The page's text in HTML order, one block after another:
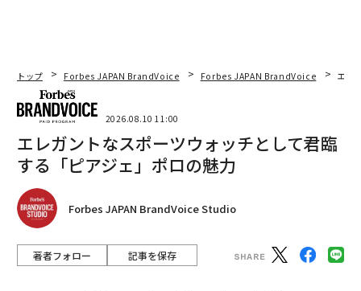
トップ Forbes JAPAN BrandVoice Forbes JAPAN BrandVoice エレ
2026.08.10 11:00
エレガントなスポーツウォッチとして君臨
する「ピアジェ」ポロの魅力
Forbes JAPAN BrandVoice Studio
著者フォロー 記事を保存